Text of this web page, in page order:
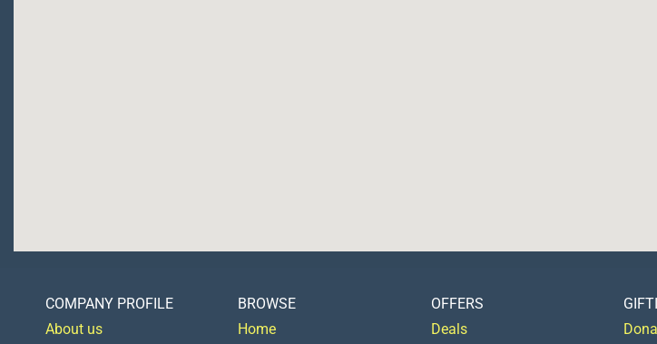
COMPANY PROFILE
About us
BROWSE
Home
OFFERS
Deals